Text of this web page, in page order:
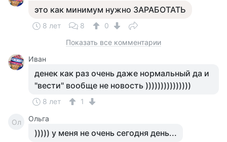
это как минимум нужно ЗАРАБОТАТЬ
8 лет 8
0
Показать все комментарии
Иван
денек как раз очень даже нормальный да и
"вести" вообще не новость )))))))))))))))
8 лет 1
Ол Ольга
))))) у меня не очень сегодня день...